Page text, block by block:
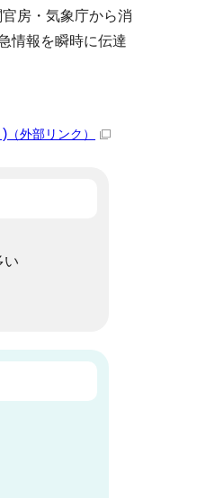
房・気象庁から消
情報を瞬時に伝達
) （外部リンク）
い